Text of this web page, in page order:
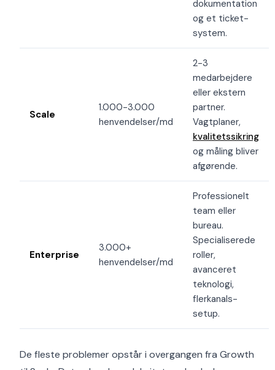
dokumentation
og et ticket-
system.
Scale
1.000-3.000
henvendelser/md
2-3
medarbejdere
eller ekstern
partner.
Vagtplaner,
kvalitetssikring
og måling bliver
afgørende.
Enterprise
3.000+
henvendelser/md
Professionelt
team eller
bureau.
Specialiserede
roller,
avanceret
teknologi,
flerkanals-
setup.
De fleste problemer opstår i overgangen fra Growth